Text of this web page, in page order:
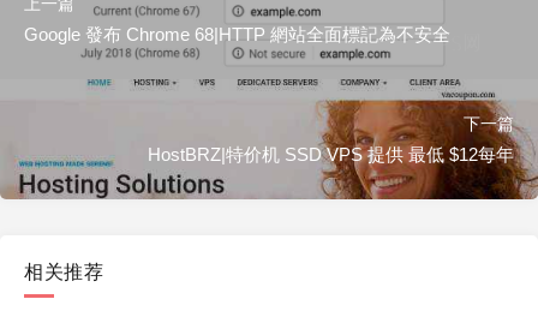
Google 發布 Chrome 68|HTTP 網站全面標記為不安全
下一篇
HostBRZ|特价机 SSD VPS 提供 最低 $12每年
相关推荐